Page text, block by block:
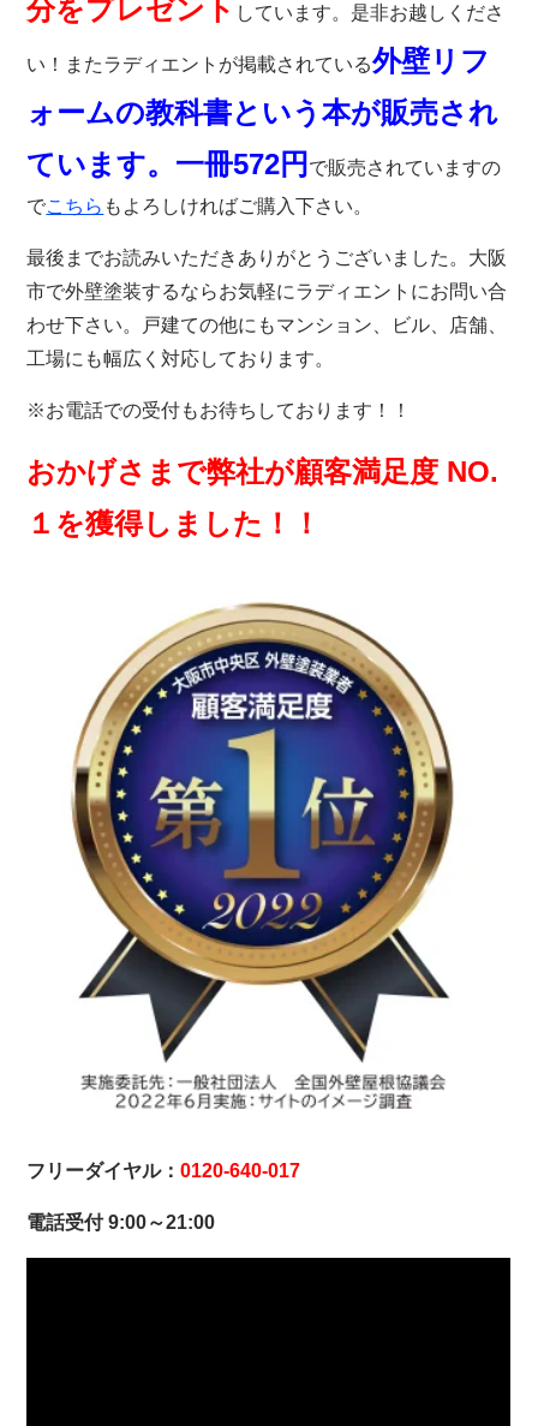
分をプレゼント しています。是非お越しくださ
い！またラディ エントが掲載されている外壁リフ
ォームの教科書という本が販売され
ています。一冊572円 で販売されていますの
でこちら もよろしければご購入下さい。
最後までお読みいただきありがとうございました。大阪
市で外壁塗装するならお気軽にラディエントにお問い合
わせ下さい。戸建ての他にもマンション、ビル、店舗、
工場にも幅広く対応しております。
※お電話での受付もお待ちしております！！
おかげさまで弊社が顧客満足度 NO.
１を獲得しました！！
フリーダイヤル：0120-640-017
電話受付 9:00～21:00